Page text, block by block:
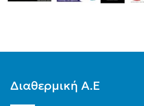
Διαθερμική Α.Ε